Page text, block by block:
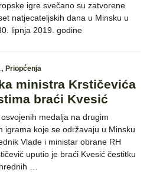
igre svečano su zatvorene
natjecateljskih dana u Minsku u
lipnja 2019. godine
, Priopćenja
ministra Krstičevića
braći Kvesić
medalja na drugim
igrama koje se održavaju u Minsku
Vlade i ministar obrane RH
uputio je braći Kvesić čestitku
…